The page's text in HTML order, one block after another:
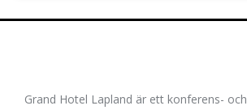
Grand Hotel Lapland är ett konferens- och